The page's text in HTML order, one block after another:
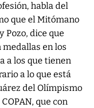
habla del
que el Mitómano
Pozo, dice que
en los
a los que tienen
a lo que está
del Olímpismo
que con